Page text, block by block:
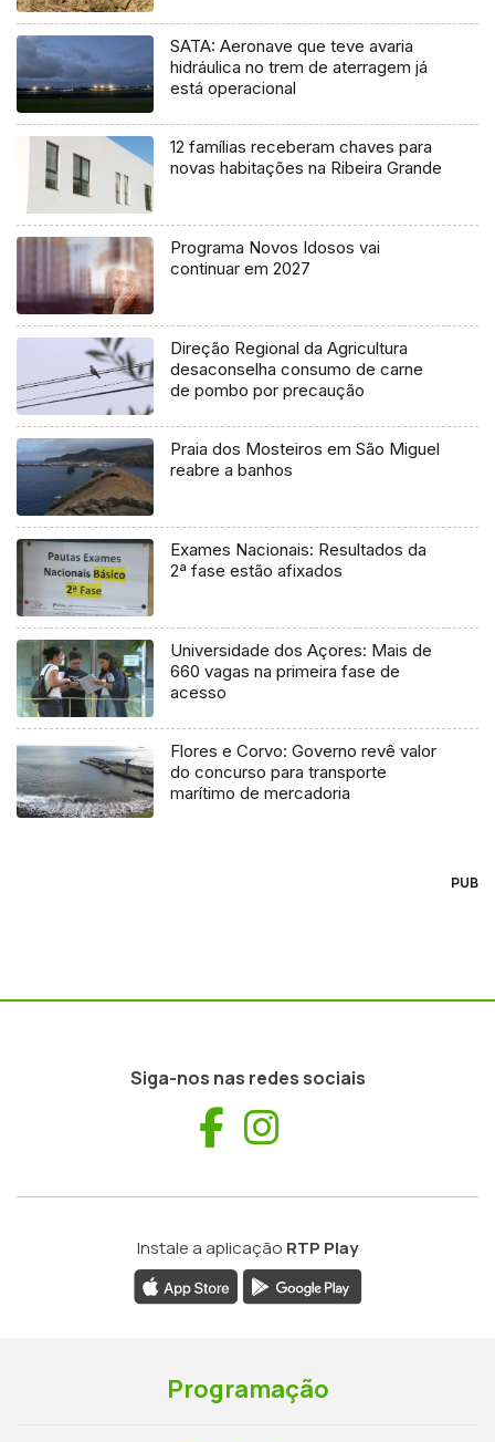
SATA: Aeronave que teve avaria
hidráulica no trem de aterragem já
está operacional
12 famílias receberam chaves para
novas habitações na Ribeira Grande
Programa Novos Idosos vai
continuar em 2027
Direção Regional da Agricultura
desaconselha consumo de carne
de pombo por precaução
Praia dos Mosteiros em São Miguel
reabre a banhos
Exames Nacionais: Resultados da
2ª fase estão afixados
Universidade dos Açores: Mais de
660 vagas na primeira fase de
acesso
Flores e Corvo: Governo revê valor
do concurso para transporte
marítimo de mercadoria
PUB
Siga-nos nas redes sociais
Facebook
Instale a aplicação RTP Play
Programação